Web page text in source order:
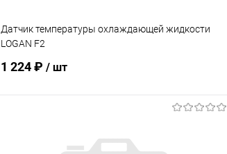
Датчик температуры охлаждающей жидкости
LOGAN F2
1 224 ₽ / шт